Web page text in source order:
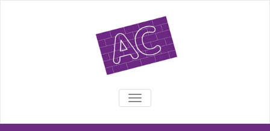
TOGGLE NAVIGATION